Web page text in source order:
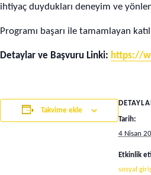
ihtiyaç duydukları deneyim ve
Programı başarı ile tamamlayan
Detaylar ve Başvuru Linki: https://
Takvime ekle
Tarih:
4 Nisan
Etkinlik
sosyal